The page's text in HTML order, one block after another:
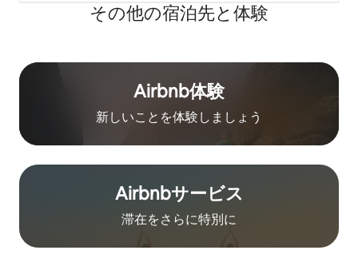
その他の宿⁠泊⁠先と体⁠験
Airbnb体験
新しいことを体験しましょう
Airbnb⁠サ⁠ー⁠ビ⁠ス
滞在をさ⁠ら⁠に特⁠別⁠に